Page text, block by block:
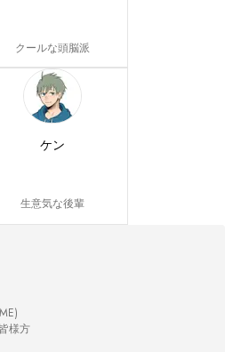
クールな頭脳派
ケン
生意気な後輩
様方